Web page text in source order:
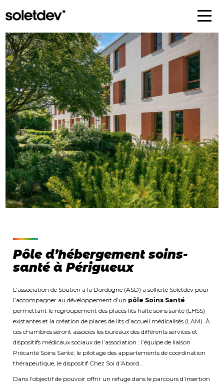
Pôle d’hébergement soins-
santé à Périgueux
L’association de Soutien à la Dordogne (ASD) a sollicité Soletdev pour
l’accompagner au développement d’un pôle Soins Santé
permettant le regroupement des places lits halte soins santé (LHSS)
existantes et la création de places de lits d’accueil médicalisés (LAM). À
ces chambres seront associés les bureaux des différents services et
dispositifs médicaux sociaux de l’association : l’équipe de liaison
Précarité Soins Santé, le pilotage des appartements de coordination
thérapeutique, le dispositif Chez Soi d’Abord…
Dans l’objectif de pouvoir offrir un refuge dans le parcours d’insertion